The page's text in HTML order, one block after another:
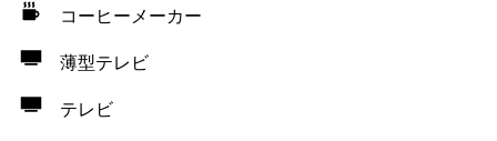
コーヒーメーカー
薄型テレビ
テレビ